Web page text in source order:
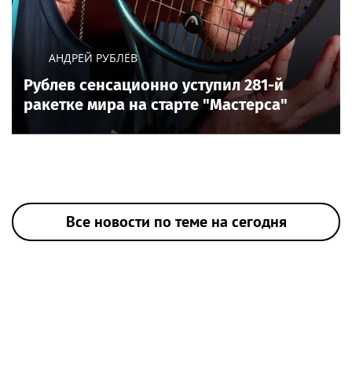
АНДРЕЙ РУБЛЁВ
Рублев сенсационно уступил 281-й
ракетке мира на старте "Мастерса"
Все новости по теме на сегодня